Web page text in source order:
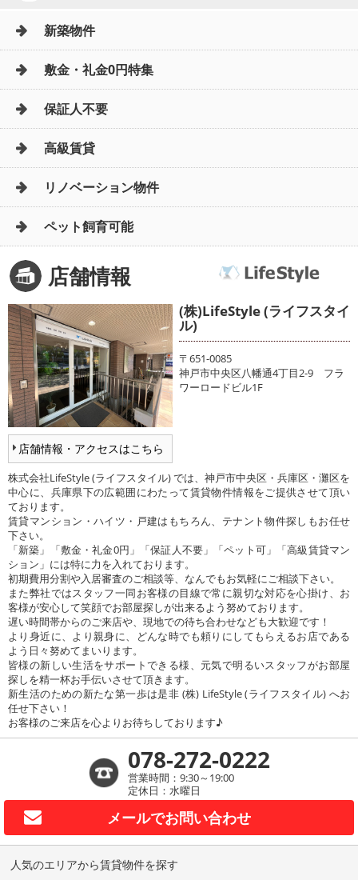
新築物件
敷金・礼金0円特集
保証人不要
高級賃貸
リノベーション物件
ペット飼育可能
店舗情報
店舗情報・アクセスはこちら
(株)LifeStyle (ライフスタイ
ル)
〒651-0085
神戸市中央区八幡通4丁目2-9 フラ
ワーロードビル1F
株式会社LifeStyle (ライフスタイル) では、神戸市中央区・兵庫区・灘区を
中心に、兵庫県下の広範囲にわたって賃貸物件情報をご提供させて頂い
ております。
賃貸マンション・ハイツ・戸建はもちろん、テナント物件探しもお任せ
下さい。
「新築」「敷金・礼金0円」「保証人不要」「ペット可」「高級賃貸マン
ション」には特に力を入れております。
初期費用分割や入居審査のご相談等、なんでもお気軽にご相談下さい。
また弊社ではスタッフ一同お客様の目線で常に親切な対応を心掛け、お
客様が安心して笑顔でお部屋探しが出来るよう努めております。
遅い時間帯からのご来店や、現地での待ち合わせなども大歓迎です！
より身近に、より親身に、どんな時でも頼りにしてもらえるお店である
よう日々努めてまいります。
皆様の新しい生活をサポートできる様、元気で明るいスタッフがお部屋
探しを精一杯お手伝いさせて頂きます。
新生活のための新たな第一歩は是非 (株) LifeStyle (ライフスタイル) へお
任せ下さい！
お客様のご来店を心よりお待ちしております♪
078-272-0222
営業時間：9:30～19:00
定休日：水曜日
メールでお問い合わせ
人気のエリアから賃貸物件を探す